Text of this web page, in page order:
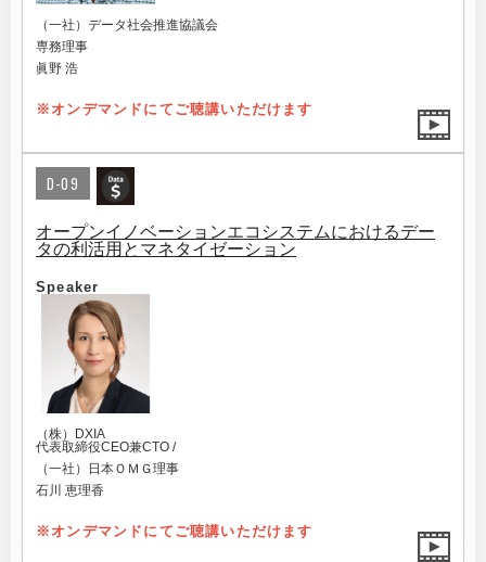
（一社）データ社会推進協議会
専務理事
眞野 浩
※オンデマンドにてご聴講いただけます
D-09
オープンイノベーションエコシステムにおけるデー
タの利活用とマネタイゼーション
Speaker
（株）DXIA
代表取締役CEO兼CTO /
（一社）日本ＯＭＧ理事
石川 恵理香
※オンデマンドにてご聴講いただけます